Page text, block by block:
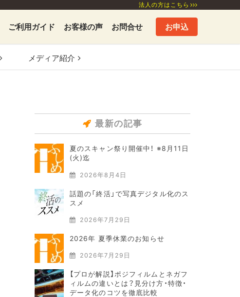
法人の方はこちら
ご利用ガイド お客様の声 お問合せ お申込
メディア紹介
最新の記事
夏のスキャン祭り開催中！ ※8月11日
(火)迄
2026年8月4日
話題の「終活」で写真デジタル化のス
スメ
2026年7月29日
2026年 夏季休業のお知らせ
2026年7月29日
【プロが解説】ポジフィルムとネガフ
ィルムの違いとは？見分け方・特徴・
データ化のコツを徹底比較